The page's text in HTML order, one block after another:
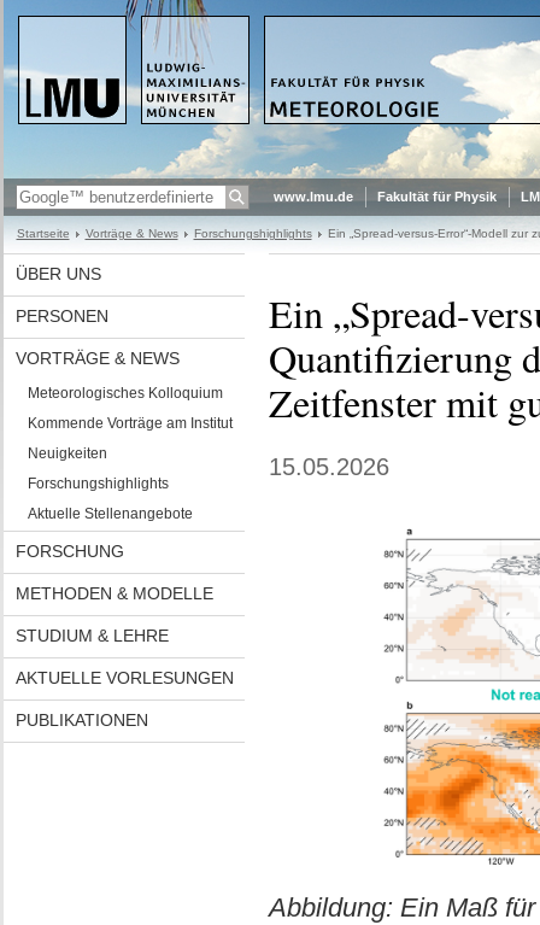
www.lmu.de Fakultät für Physik
Startseite Vorträge & News Forschungshighlights Ein „Spread-versus-Error“-Modell
ÜBER UNS
PERSONEN
VORTRÄGE & NEWS
Meteorologisches Kolloquium
Kommende Vorträge am Institut
Neuigkeiten
Forschungshighlights
Aktuelle Stellenangebote
FORSCHUNG
METHODEN & MODELLE
STUDIUM & LEHRE
AKTUELLE VORLESUNGEN
PUBLIKATIONEN
Ein „Spread-
Quantifizierung
Zeitfenster mit
15.05.2026
Abbildung: Ein Maß